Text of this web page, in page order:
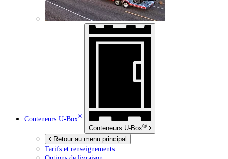
Conteneurs U-Box®
Conteneurs U-Box®
Retour au menu principal
Tarifs et renseignements